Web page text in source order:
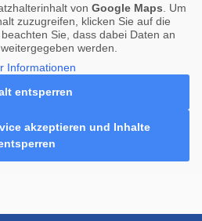
von Google Maps . Um
zuzugreifen, klicken Sie auf die
Sie, dass dabei Daten an
werden.
Informationen
entsperren
akzeptieren und Inhalte